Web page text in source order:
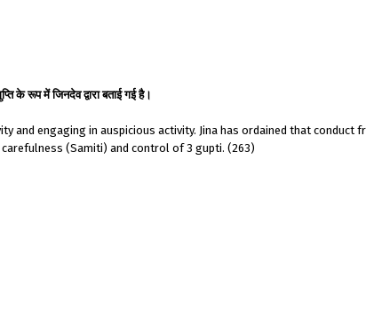
के रूप में जिनदेव द्वारा बताई गई है।
and engaging in auspicious activity. Jina has ordained that conduct
(Samiti) and control of 3 gupti. (263)